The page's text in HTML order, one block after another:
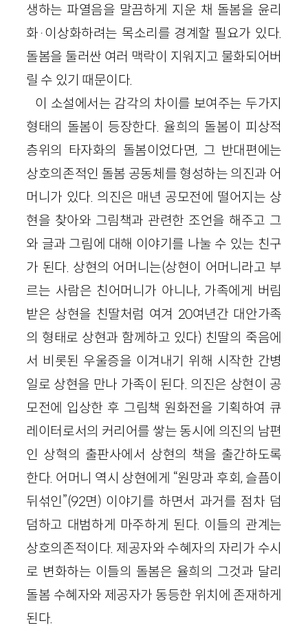
생하는 파열음을 말끔하게 지운 채 돌봄을 윤리
화·이상화하려는 목소리를 경계할 필요가 있다.
돌봄을 둘러싼 여러 맥락이 지워지고 물화되어버
릴 수 있기 때문이다.
이 소설에서는 감각의 차이를 보여주는 두가지
형태의 돌봄이 등장한다. 율희의 돌봄이 피상적
층위의 타자화의 돌봄이었다면, 그 반대편에는
상호의존적인 돌봄 공동체를 형성하는 의진과 어
머니가 있다. 의진은 매년 공모전에 떨어지는 상
현을 찾아와 그림책과 관련한 조언을 해주고 그
와 글과 그림에 대해 이야기를 나눌 수 있는 친구
가 된다. 상현의 어머니는(상현이 어머니라고 부
르는 사람은 친어머니가 아니나, 가족에게 버림
받은 상현을 친딸처럼 여겨 20여년간 대안가족
의 형태로 상현과 함께하고 있다) 친딸의 죽음에
서 비롯된 우울증을 이겨내기 위해 시작한 간병
일로 상현을 만나 가족이 된다. 의진은 상현이 공
모전에 입상한 후 그림책 원화전을 기획하여 큐
레이터로서의 커리어를 쌓는 동시에 의진의 남편
인 상혁의 출판사에서 상현의 책을 출간하도록
한다. 어머니 역시 상현에게 “원망과 후회, 슬픔이
뒤섞인”(92면) 이야기를 하면서 과거를 점차 덤
덤하고 대범하게 마주하게 된다. 이들의 관계는
상호의존적이다. 제공자와 수혜자의 자리가 수시
로 변화하는 이들의 돌봄은 율희의 그것과 달리
돌봄 수혜자와 제공자가 동등한 위치에 존재하게
된다.